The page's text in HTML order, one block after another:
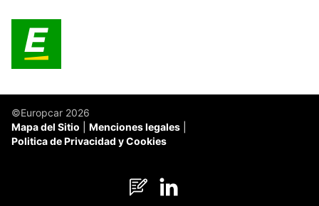
©Europcar 2026
Mapa del Sitio
Menciones legales
Politica de Privacidad y Cookies